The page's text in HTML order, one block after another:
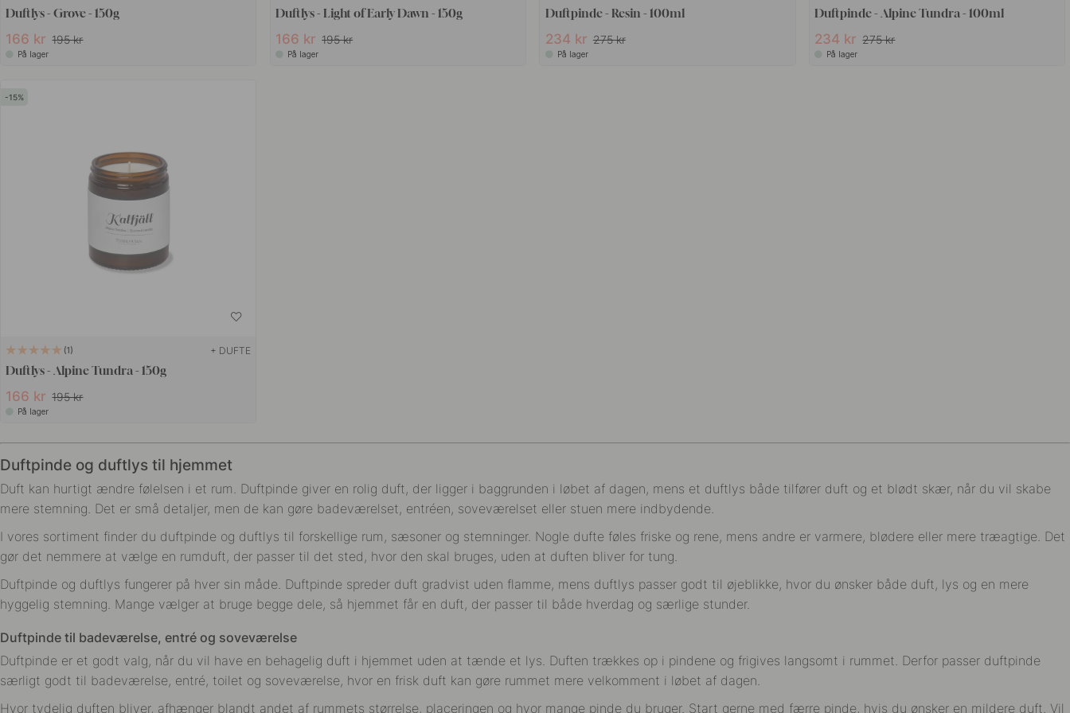
Duftlys - Grove - 150g
166 kr 195 kr
På lager
Duftlys - Light of Early Dawn - 150g
166 kr 195 kr
På lager
Duftpinde - Resin - 100ml
234 kr 275 kr
På lager
Duftpinde - Alpine Tundra - 100ml
234 kr 275 kr
På lager
15
1 + DUFTE
Duftlys - Alpine Tundra - 150g
166 kr 195 kr
På lager
Duftpinde og duftlys til hjemmet
Duft kan hurtigt ændre følelsen i et rum. Duftpinde giver en rolig duft, der ligger i baggrunden i løbet af dagen, mens et duftlys både tilfører duft og et blødt skær, når du vil skabe
mere stemning. Det er små detaljer, men de kan gøre badeværelset, entréen, soveværelset eller stuen mere indbydende.
I vores sortiment finder du duftpinde og duftlys til forskellige rum, sæsoner og stemninger. Nogle dufte føles friske og rene, mens andre er varmere, blødere eller mere træagtige. Det
gør det nemmere at vælge en rumduft, der passer til det sted, hvor den skal bruges, uden at duften bliver for tung.
Duftpinde og duftlys fungerer på hver sin måde. Duftpinde spreder duft gradvist uden flamme, mens duftlys passer godt til øjeblikke, hvor du ønsker både duft, lys og en mere
hyggelig stemning. Mange vælger at bruge begge dele, så hjemmet får en duft, der passer til både hverdag og særlige stunder.
Duftpinde til badeværelse, entré og soveværelse
Duftpinde er et godt valg, når du vil have en behagelig duft i hjemmet uden at tænde et lys. Duften trækkes op i pindene og frigives langsomt i rummet. Derfor passer duftpinde
særligt godt til badeværelse, entré, toilet og soveværelse, hvor en frisk duft kan gøre rummet mere velkomment i løbet af dagen.
Hvor tydelig duften bliver, afhænger blandt andet af rummets størrelse, placeringen og hvor mange pinde du bruger. Start gerne med færre pinde, hvis du ønsker en mildere duft. Vil